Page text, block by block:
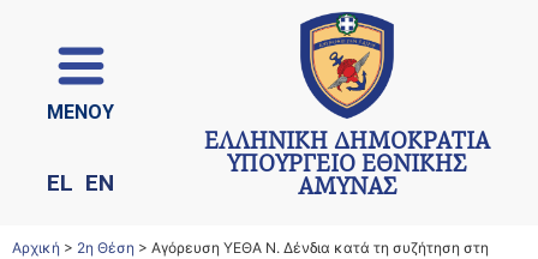
ΜΕΝΟΥ
EL EN
ΕΛΛΗΝΙΚΗ ΔΗΜΟΚΡΑΤΙΑ
ΥΠΟΥΡΓΕΙΟ ΕΘΝΙΚΗΣ
ΑΜΥΝΑΣ
Αρχική > 2η Θέση > Αγόρευση ΥΕΘΑ Ν. Δένδια κατά τη συζήτηση στη